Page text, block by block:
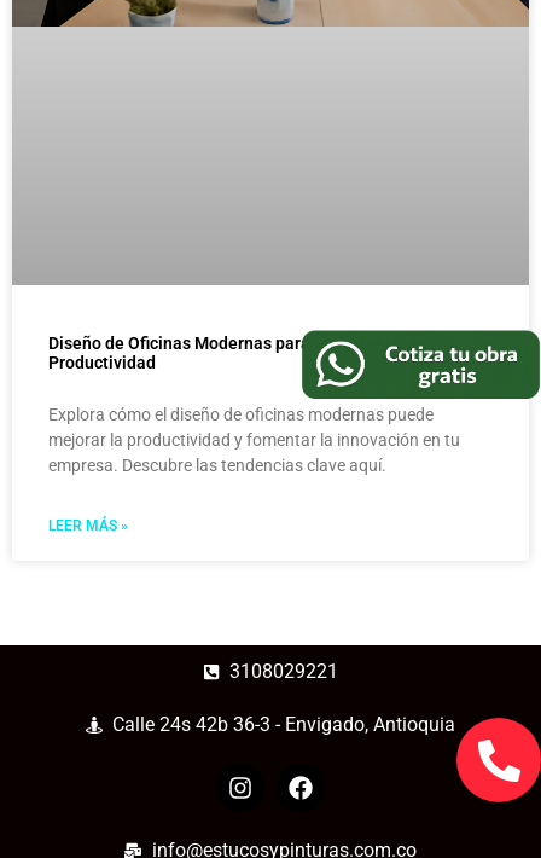
Diseño de Oficinas Modernas para Impulsar la
Productividad
Explora cómo el diseño de oficinas modernas puede
mejorar la productividad y fomentar la innovación en tu
empresa. Descubre las tendencias clave aquí.
LEER MÁS »
3108029221
Calle 24s 42b 36-3 - Envigado, Antioquia
info@estucosypinturas.com.co